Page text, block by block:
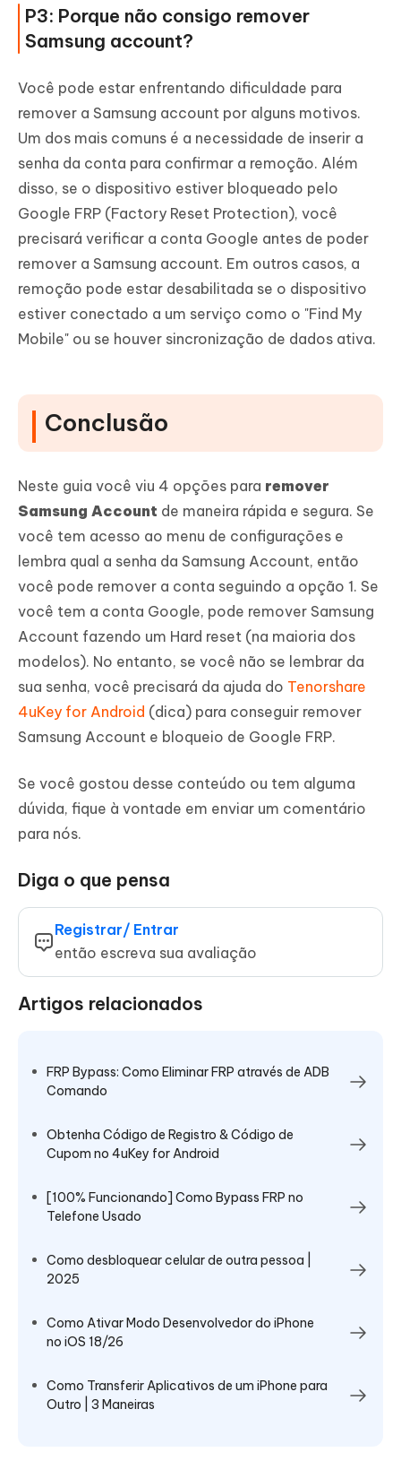
P3: Porque não consigo remover
Samsung account?
Você pode estar enfrentando dificuldade para
remover a Samsung account por alguns motivos.
Um dos mais comuns é a necessidade de inserir a
senha da conta para confirmar a remoção. Além
disso, se o dispositivo estiver bloqueado pelo
Google FRP (Factory Reset Protection), você
precisará verificar a conta Google antes de poder
remover a Samsung account. Em outros casos, a
remoção pode estar desabilitada se o dispositivo
estiver conectado a um serviço como o "Find My
Mobile" ou se houver sincronização de dados ativa.
Conclusão
Neste guia você viu 4 opções para remover
Samsung Account de maneira rápida e segura. Se
você tem acesso ao menu de configurações e
lembra qual a senha da Samsung Account, então
você pode remover a conta seguindo a opção 1. Se
você tem a conta Google, pode remover Samsung
Account fazendo um Hard reset (na maioria dos
modelos). No entanto, se você não se lembrar da
sua senha, você precisará da ajuda do Tenorshare
4uKey for Android (dica) para conseguir remover
Samsung Account e bloqueio de Google FRP.
Se você gostou desse conteúdo ou tem alguma
dúvida, fique à vontade em enviar um comentário
para nós.
Diga o que pensa
Registrar/ Entrar
então escreva sua avaliação
Artigos relacionados
FRP Bypass: Como Eliminar FRP através de ADB
Comando
Obtenha Código de Registro & Código de
Cupom no 4uKey for Android
[100% Funcionando] Como Bypass FRP no
Telefone Usado
Como desbloquear celular de outra pessoa |
2025
Como Ativar Modo Desenvolvedor do iPhone
no iOS 18/26
Como Transferir Aplicativos de um iPhone para
Outro | 3 Maneiras